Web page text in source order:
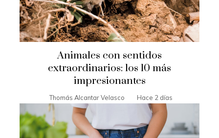
Animales con sentidos
extraordinarios: los 10 más
impresionantes
Thomás Alcantar Velasco Hace 2 días